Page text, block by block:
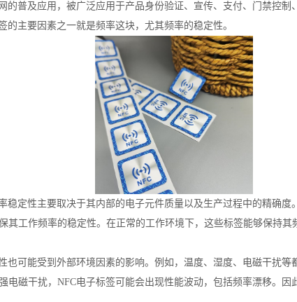
的普及应用，被广泛应用于产品身份验证、宣传、支付、门禁控制
的主要因素之一就是频率这块，尤其频率的稳定性。
稳定性主要取决于其内部的电子元件质量以及生产过程中的精确度
其工作频率的稳定性。在正常的工作环境下，这些标签能够保持其
也可能受到外部环境因素的影响。例如，温度、湿度、电磁干扰
电磁干扰，NFC电子标签可能会出现性能波动，包括频率漂移。因